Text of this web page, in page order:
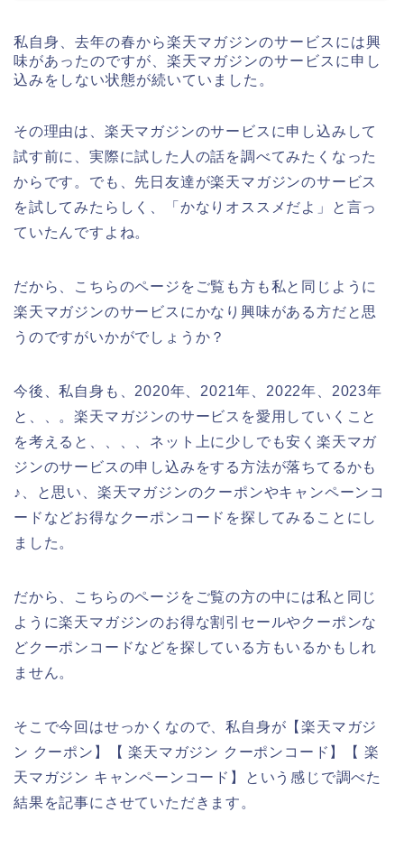
私自身、去年の春から楽天マガジンのサービスには興
味があったのですが、楽天マガジンのサービスに申し
込みをしない状態が続いていました。
その理由は、楽天マガジンのサービスに申し込みして
試す前に、実際に試した人の話を調べてみたくなった
からです。でも、先日友達が楽天マガジンのサービス
を試してみたらしく、「かなりオススメだよ」と言っ
ていたんですよね。
だから、こちらのページをご覧も方も私と同じように
楽天マガジンのサービスにかなり興味がある方だと思
うのですがいかがでしょうか？
今後、私自身も、2020年、2021年、2022年、2023年
と、、。楽天マガジンのサービスを愛用していくこと
を考えると、、、、ネット上に少しでも安く楽天マガ
ジンのサービスの申し込みをする方法が落ちてるかも
♪、と思い、楽天マガジンのクーポンやキャンペーンコ
ードなどお得なクーポンコードを探してみることにし
ました。
だから、こちらのページをご覧の方の中には私と同じ
ように楽天マガジンのお得な割引セールやクーポンな
どクーポンコードなどを探している方もいるかもしれ
ません。
そこで今回はせっかくなので、私自身が【楽天マガジ
ン クーポン】【 楽天マガジン クーポンコード】【 楽
天マガジン キャンペーンコード】という感じで調べた
結果を記事にさせていただきます。